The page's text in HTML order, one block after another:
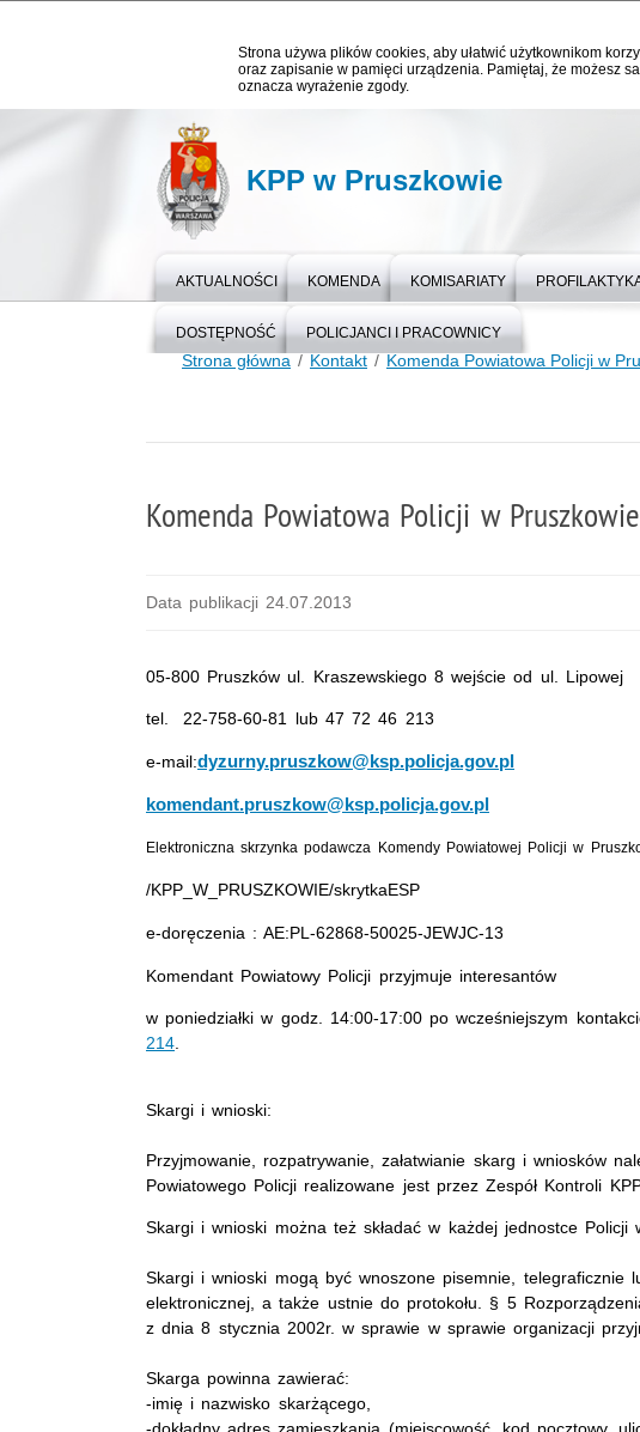
Strona używa plików cookies, aby ułatwić użytkownikom
oraz zapisanie w pamięci urządzenia. Pamiętaj, że możesz
oznacza wyrażenie zgody.
KPP w Pruszkowie
AKTUALNOŚCI KOMENDA KOMISARIATY
DOSTĘPNOŚĆ POLICJANCI I PRACOWNICY
Strona główna Kontakt Komenda Powiatowa Policji w
Komenda Powiatowa Policji w Pruszkowie
Data publikacji 24.07.2013
05-800 Pruszków ul. Kraszewskiego 8 wejście od ul. Lipowej
tel. 22-758-60-81 lub 47 72 46 213
e-mail:dyzurny.pruszkow@ksp.policja.gov.pl
komendant.pruszkow@ksp.policja.gov.pl
Elektroniczna skrzynka podawcza Komendy Powiatowej Policji w
/KPP_W_PRUSZKOWIE/skrytkaESP
e-doręczenia :AE:PL-62868-50025-JEWJC-13
Komendant Powiatowy Policji przyjmuje interesantów
w poniedziałki w godz. 14:00-17:00 po wcześniejszym
214
Skargi i wnioski:
Przyjmowanie, rozpatrywanie, załatwianie skarg i wniosków
Powiatowego Policji realizowane jest przez Zespół Kontroli
Skargi i wnioski można też składać w każdej jednostce Policji
Skargi i wnioski mogą być wnoszone pisemnie, telegraficznie
elektronicznej, a także ustnie do protokołu. § 5
z dnia 8 stycznia 2002r. w sprawie w sprawie organizacji
Skarga powinna zawierać:
-imię i nazwisko skarżącego,